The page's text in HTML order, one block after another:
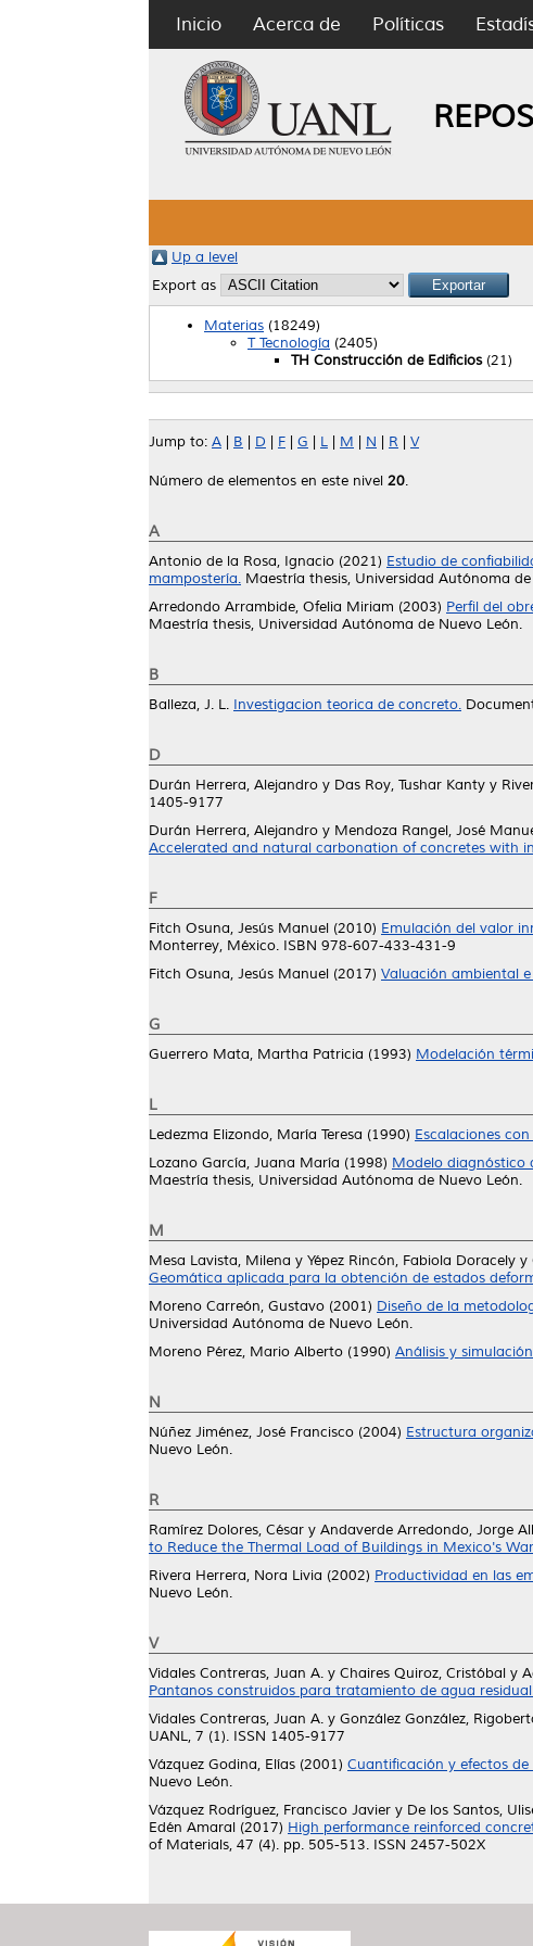
Inicio Acerca de Políticas
Up a level
Export as
Materias (18249)
T Tecnología (2405)
TH Construcción de Edificios(21)
Jump to: A B D F G L M N R V
Número de elementos en este nivel 20.
A
Antonio de la Rosa, Ignacio (2021) Estudio de
mampostería. Maestría thesis, Universidad Autónoma
Arredondo Arrambide, Ofelia Miriam (2003) Perfil del
Maestría thesis, Universidad Autónoma de Nuevo León.
B
Balleza, J. L. Investigacion teorica de concreto.
D
Durán Herrera, Alejandro y Das Roy, Tushar Kanty y
1405-9177
Durán Herrera, Alejandro y Mendoza Rangel, José
Accelerated and natural carbonation of concretes with
F
Fitch Osuna, Jesús Manuel (2010) Emulación del valor
Monterrey, México. ISBN 978-607-433-431-9
Fitch Osuna, Jesús Manuel (2017) Valuación ambiental
G
Guerrero Mata, Martha Patricia (1993) Modelación
L
Ledezma Elizondo, María Teresa (1990) Escalaciones
Lozano García, Juana María (1998) Modelo diagnóstico
Maestría thesis, Universidad Autónoma de Nuevo León.
M
Mesa Lavista, Milena y Yépez Rincón, Fabiola Doracely y
Geomática aplicada para la obtención de estados
Moreno Carreón, Gustavo (2001) Diseño de la
Universidad Autónoma de Nuevo León.
Moreno Pérez, Mario Alberto (1990) Análisis y
N
Núñez Jiménez, José Francisco (2004) Estructura
Nuevo León.
R
Ramírez Dolores, César y Andaverde Arredondo, Jorge
to Reduce the Thermal Load of Buildings in Mexico's
Rivera Herrera, Nora Livia (2002) Productividad en las
Nuevo León.
V
Vidales Contreras, Juan A. y Chaires Quiroz, Cristóbal y
Pantanos construidos para tratamiento de agua
Vidales Contreras, Juan A. y González González,
UANL, 7 (1). ISSN 1405-9177
Vázquez Godina, Elías (2001) Cuantificación y efectos
Nuevo León.
Vázquez Rodríguez, Francisco Javier y De los Santos,
Edén Amaral (2017) High performance reinforced
of Materials, 47 (4). pp. 505-513. ISSN 2457-502X